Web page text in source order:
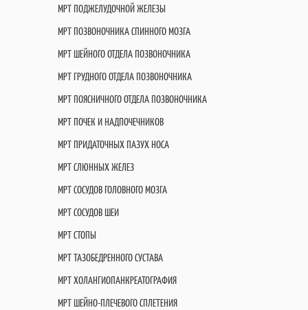
МРТ ПОДЖЕЛУДОЧНОЙ ЖЕЛЕЗЫ
МРТ ПОЗВОНОЧНИКА СПИННОГО МОЗГА
МРТ ШЕЙНОГО ОТДЕЛА ПОЗВОНОЧНИКА
МРТ ГРУДНОГО ОТДЕЛА ПОЗВОНОЧНИКА
МРТ ПОЯСНИЧНОГО ОТДЕЛА ПОЗВОНОЧНИКА
МРТ ПОЧЕК И НАДПОЧЕЧНИКОВ
МРТ ПРИДАТОЧНЫХ ПАЗУХ НОСА
МРТ СЛЮННЫХ ЖЕЛЕЗ
МРТ СОСУДОВ ГОЛОВНОГО МОЗГА
МРТ СОСУДОВ ШЕИ
МРТ СТОПЫ
МРТ ТАЗОБЕДРЕННОГО СУСТАВА
МРТ ХОЛАНГИОПАНКРЕАТОГРАФИЯ
МРТ ШЕЙНО-ПЛЕЧЕВОГО СПЛЕТЕНИЯ